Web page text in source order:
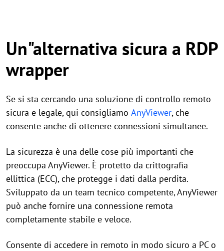
Un"alternativa sicura a RDP
wrapper
Se si sta cercando una soluzione di controllo remoto
sicura e legale, qui consigliamo AnyViewer, che
consente anche di ottenere connessioni simultanee.
La sicurezza è una delle cose più importanti che
preoccupa AnyViewer. È protetto da crittografia
ellittica (ECC), che protegge i dati dalla perdita.
Sviluppato da un team tecnico competente, AnyViewer
può anche fornire una connessione remota
completamente stabile e veloce.
Consente di accedere in remoto in modo sicuro a PC o